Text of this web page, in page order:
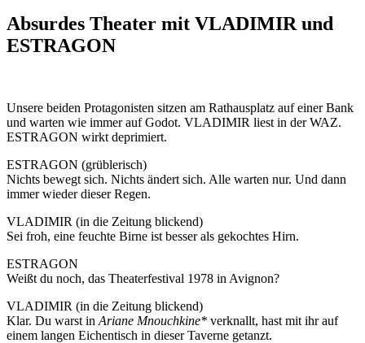
Absurdes Theater mit VLADIMIR und
ESTRAGON
Unsere beiden Protagonisten sitzen am Rathausplatz auf einer Bank
und warten wie immer auf Godot. VLADIMIR liest in der WAZ.
ESTRAGON wirkt deprimiert.
ESTRAGON (grüblerisch)
Nichts bewegt sich. Nichts ändert sich. Alle warten nur. Und dann
immer wieder dieser Regen.
VLADIMIR (in die Zeitung blickend)
Sei froh, eine feuchte Birne ist besser als gekochtes Hirn.
ESTRAGON
Weißt du noch, das Theaterfestival 1978 in Avignon?
VLADIMIR (in die Zeitung blickend)
Klar. Du warst in Ariane Mnouchkine* verknallt, hast mit ihr auf
einem langen Eichentisch in dieser Taverne getanzt.